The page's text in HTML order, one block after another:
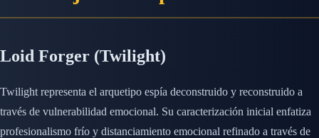
Loid Forger (Twilight)
Twilight representa el arquetipo espía deconstruido y reconstruido a
través de vulnerabilidad emocional. Su caracterización inicial enfatiza
profesionalismo frío y distanciamiento emocional refinado a través de